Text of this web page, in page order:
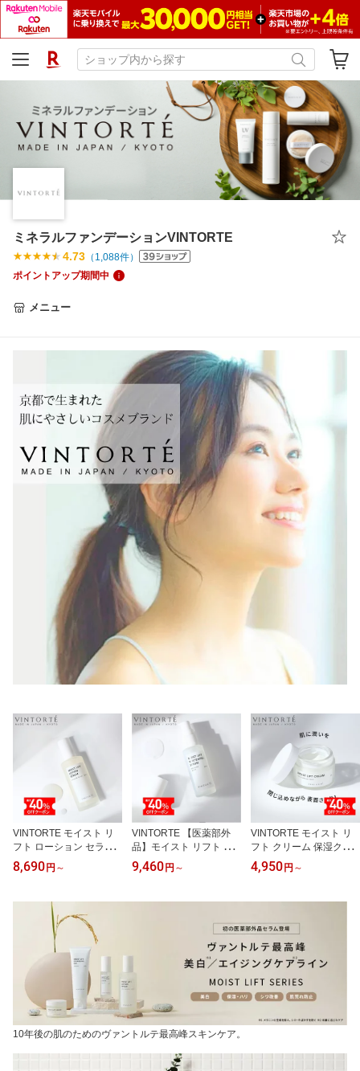
ミネラルファンデーションVINTORTE
4.73 （ 1,088件）
ポイントアップ期間中
メニュー
VINTORTE モイスト リ
フト ローション セラム
化粧水 ガラクトミセス
コメ発酵液 アミノ酸 ビ
ス セラミド セラミド化
粧水 ヒアルロン酸 保湿
ハリ 乾燥 小ジワ エイジ
ングケア 敏感肌 年齢肌 4
0代 50代 化粧水 美容液
高保湿 肌に優しい 無添
8,690 円 ～
VINTORTE 【医薬部外
品】モイスト リフト ホ
ワイトニング セラム 美
容液 ビタミンC 美白美容
ワ改善 セラミド 薬用 シ
かす ニキビ 肌荒れ 透明
感 グリチルリチン酸 コ
メ発酵液 ヒアルロン酸
コラーゲン 母の日
9,460 円 ～
VINTORTE モイスト リ
フト クリーム 保湿クリ
ーム 顔 無添加 フェイス
クリーム 乳液 敏感肌 ガ
アミノ酸 ビタミンC 植物
ヒアルロン酸 保湿 ハリ
乾燥 小ジワ エイジング
ケア 年齢肌 40代 50代 高
保湿 肌に優しい 無添加
日本製
4,950 円 ～
10年後の肌のためのヴァントルテ最高峰スキンケア。